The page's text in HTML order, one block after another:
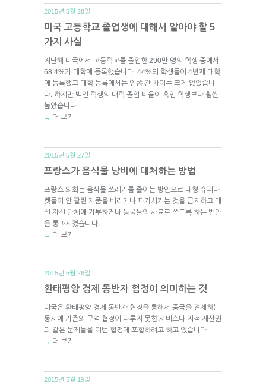
2015년 5월 28일.
미국 고등학교 졸업생에 대해서 알아야 할 5
가지 사실
지난해 미국에서 고등학교를 졸업한 290만 명의 학생 중에서
68.4%가 대학에 등록했습니다. 44%의 학생들이 4년제 대학
에 등록했고 대학 등록에서는 인종 간 차이는 크게 없었습니
다. 하지만 백인 학생의 대학 졸업 비율이 흑인 학생보다 훨씬
높았습니다.
→ 더 보기
2015년 5월 27일.
프랑스가 음식물 낭비에 대처하는 방법
프랑스 의회는 음식물 쓰레기를 줄이는 방안으로 대형 슈퍼마
켓들이 안 팔린 제품을 버리거나 파기시키는 것을 금지하고 대
신 자선 단체에 기부하거나 동물들의 사료로 쓰도록 하는 법안
을 통과시켰습니다.
→ 더 보기
2015년 5월 26일.
환태평양 경제 동반자 협정이 의미하는 것
미국은 환태평양 경제 동반자 협정을 통해서 중국을 견제하는
동시에 기존의 무역 협정이 다루지 못한 서비스나 지적 재산권
과 같은 문제들을 이번 협정에 포함하려고 하고 있습니다.
→ 더 보기
2015년 5월 19일.